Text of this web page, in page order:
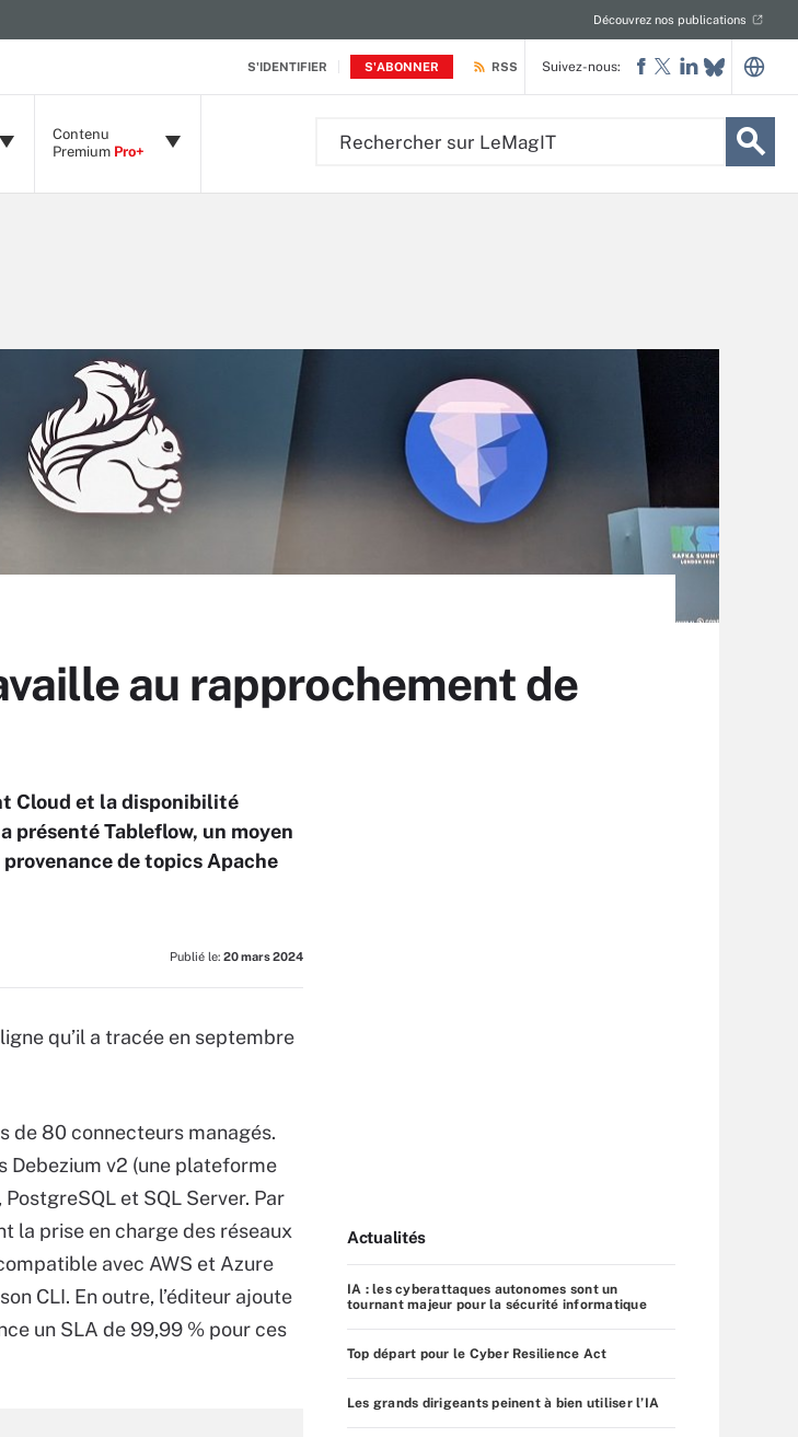
S'IDENTIFIER S'ABONNER
Découvrez nos publications
RSS
Contenu
Premium Pro+
Suivez-nous:
au rapprochement de
Cloud et la disponibilité
présenté Tableflow, un moyen
de topics Apache
Publié le: 20 mars 2024
qu’il a tracée en septembre
de 80 connecteurs managés.
Debezium v2 (une plateforme
et SQL Server. Par
la prise en charge des réseaux
avec AWS et Azure
CLI. En outre, l’éditeur ajoute
un SLA de 99,99 % pour ces
Actualités
IA : les cyberattaques autonomes sont un
tournant majeur pour la sécurité informatique
Top départ pour le Cyber Resilience Act
Les grands dirigeants peinent à bien utiliser l’IA